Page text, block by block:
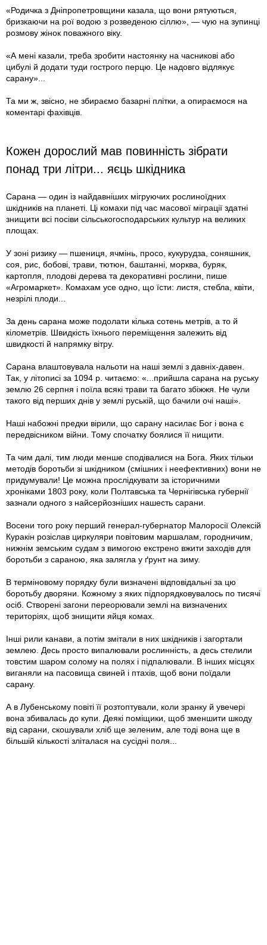
«Родичка з Дніпропетровщини казала, що вони рятуються,
бризкаючи на рої водою з розведеною сіллю», — чую на зупинці
розмову жінок поважного віку.
«А мені казали, треба зробити настоянку на часникові або
цибулі й додати туди гострого перцю. Це надовго відлякує
сарану»...
Та ми ж, звісно, не збираємо базарні плітки, а опираємося на
коментарі фахівців.
Кожен дорослий мав повинність зібрати
понад три літри... яєць шкідника
Сарана — один із найдавніших мігруючих рослиноїдних
шкідників на планеті. Ці комахи під час масової міграції здатні
знищити всі посіви сільськогосподарських культур на великих
площах.
У зоні ризику — пшениця, ячмінь, просо, кукурудза, соняшник,
соя, рис, бобові, трави, тютюн, баштанні, морква, буряк,
картопля, плодові дерева та декоративні рослини, пише
«Агромаркет». Комахам усе одно, що їсти: листя, стебла, квіти,
незрілі плоди...
За день сарана може подолати кілька сотень метрів, а то й
кілометрів. Швидкість їхнього переміщення залежить від
швидкості й напрямку вітру.
Сарана влаштовувала нальоти на наші землі з давніх-давен.
Так, у літописі за 1094 р. читаємо: «...прийшла сарана на руську
землю 26 серпня і поїла всякі трави та багато збіжжя. Не чули
такого від перших днів у землі руській, що бачили очі наші».
Наші набожні предки вірили, що сарану насилає Бог і вона є
передвісником війни. Тому спочатку боялися її нищити.
Та чим далі, тим люди менше сподівалися на Бога. Яких тільки
методів боротьби зі шкідником (смішних і неефективних) вони не
придумували! Це можна прослідкувати за історичними
хроніками 1803 року, коли Полтавська та Чернігівська губернії
зазнали одного з найсерйозніших нашесть сарани.
Восени того року перший генерал-губернатор Малоросії Олексій
Куракін розіслав циркуляри повітовим маршалам, городничим,
нижнім земським судам з вимогою екстрено вжити заходів для
боротьби з сараною, яка залягла у ґрунт на зиму.
В терміновому порядку були визначені відповідальні за цю
боротьбу дворяни. Кожному з яких підпорядковувалось по тисячі
осіб. Створені загони переорювали землі на визначених
територіях, щоб знищити яйця комах.
Інші рили канави, а потім змітали в них шкідників і загортали
землею. Десь просто випалювали рослинність, а десь стелили
товстим шаром солому на полях і підпалювали. В інших місцях
виганяли на пасовища свиней і птахів, щоб вони поїдали
сарану.
А в Лубенському повіті її розтоптували, коли зранку й увечері
вона збивалась до купи. Деякі поміщики, щоб зменшити шкоду
від сарани, скошували хліб ще зеленим, але тоді вона ще в
більшій кількості зліталася на сусідні поля...